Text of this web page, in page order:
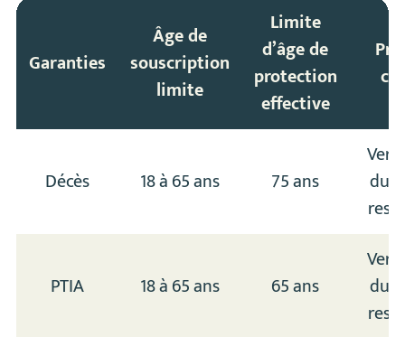
Garanties
Âge de
souscription
limite
Limite
d’âge de
protection
effective
Décès 18 à 65 ans 75 ans
du
PTIA 18 à 65 ans 65 ans
du